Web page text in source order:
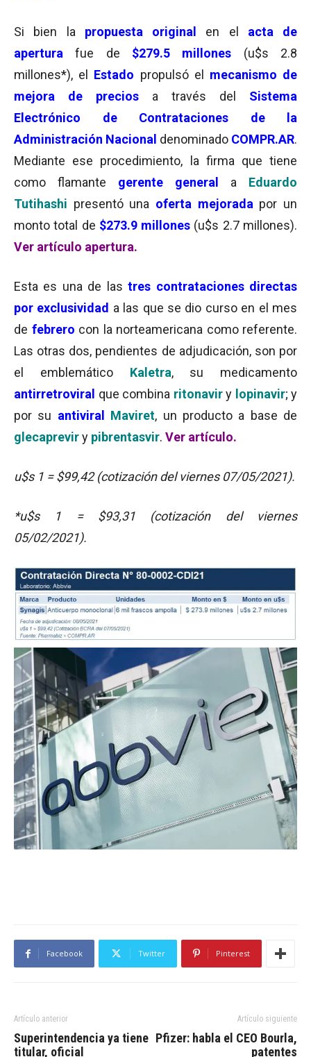
Si bien la propuesta original en el acta de
apertura fue de $279.5 millones
(u$s 2.8
millones*), el Estado propulsó el mecanismo de
mejora de precios
a través del Sistema
Electrónico de Contrataciones de la
Administración Nacional denominado COMPR.AR.
Mediante ese procedimiento, la firma que tiene
como flamante gerente general a Eduardo
Tutihashi presentó una oferta mejorada por un
monto total de $273.9 millones (u$s 2.7 millones).
Ver artículo apertura.
Esta es una de lastres contrataciones directas
por exclusividad a las que se dio curso en el mes
de febrero con la norteamericana como referente.
Las otras dos, pendientes de adjudicación, son por
el emblemático Kaletra, su medicamento
antirretroviral que combina ritonaviry lopinavir; y
por su antiviral Maviret, un producto a base de
glecapreviry pibrentasvir. Ver artículo.
u$s 1 = $99,42 (cotización del viernes 07/05/2021).
*u$s 1 = $93,31 (cotización del viernes
05/02/2021).
Facebook Twitter Pinterest
Artículo anterior
Superintendencia ya tiene
titular, oficial
Artículo siguiente
Pfizer: habla el CEO Bourla,
patentes